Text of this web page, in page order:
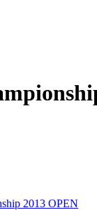
2013 OPEN